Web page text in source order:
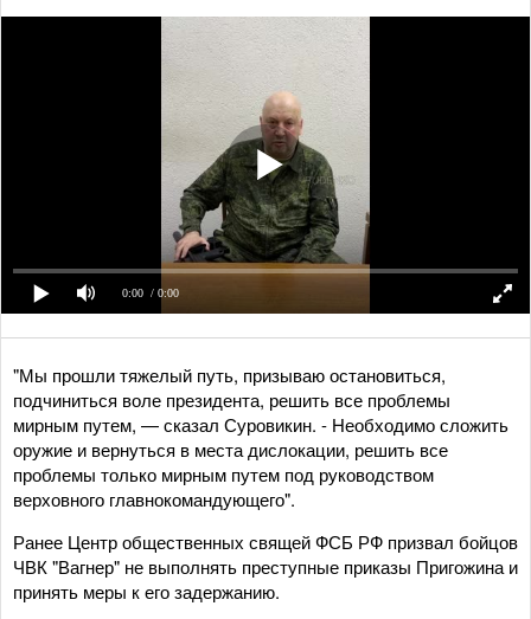
0:00 / 0:00
"Мы прошли тяжелый путь, призываю остановиться,
подчиниться воле президента, решить все проблемы
мирным путем, — сказал Суровикин. - Необходимо сложить
оружие и вернуться в места дислокации, решить все
проблемы только мирным путем под руководством
верховного главнокомандующего".
Ранее Центр общественных свящей ФСБ РФ призвал бойцов
ЧВК "Вагнер" не выполнять преступные приказы Пригожина и
принять меры к его задержанию.